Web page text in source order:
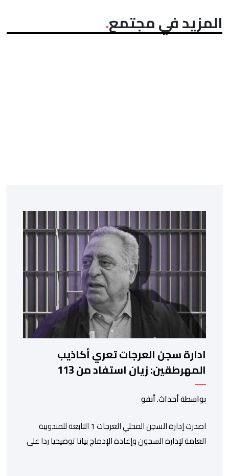
المزيد في مجتمع
ادارة سجن العرجات تعري أكاذيب
المهرطقين: زيان استفاد من 113
استشارة و50 فحصا طبيا
بواسطة أحداث. أنفو
اصدرت إدارة السجن المحلي العرجات 1 التابعة للمندوبية
العامة لإدارة السجون وإعادة الإدماج بيانا توضيحيا ردا على